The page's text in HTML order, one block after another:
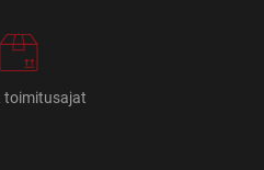
toimitusajat